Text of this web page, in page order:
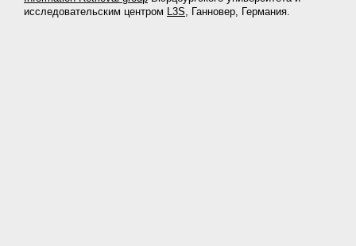
исследовательским центром L3S, Ганновер, Германия.